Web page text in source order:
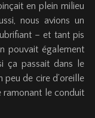
en plein milieu
nous avions un
– et tant pis
pouvait également
ça passait dans le
peu de cire d’oreille
ramonant le conduit